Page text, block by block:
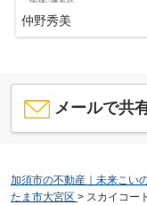
仲野秀美
メールで共
加須市の不動産｜未来こい
たま市大宮区 > スカイコー